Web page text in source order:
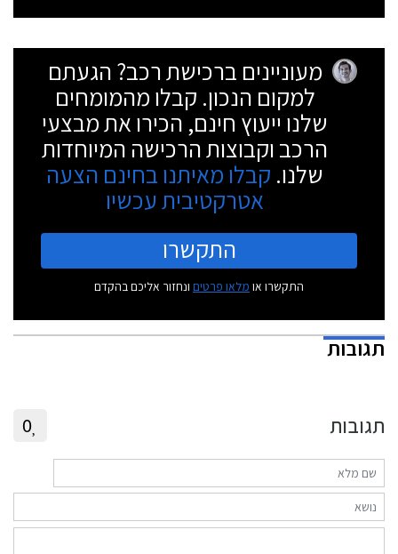
מעוניינים ברכישת רכב? הגעתם
למקום הנכון. קבלו מהמומחים
שלנו ייעוץ חינם, הכירו את מבצעי
הרכב וקבוצות הרכישה המיוחדות
שלנו. קבלו מאיתנו בחינם הצעה
אטרקטיבית עכשיו
התקשרו
התקשרו או מלאו פרטים ונחזור אליכם בהקדם
תגובות
תגובות 0